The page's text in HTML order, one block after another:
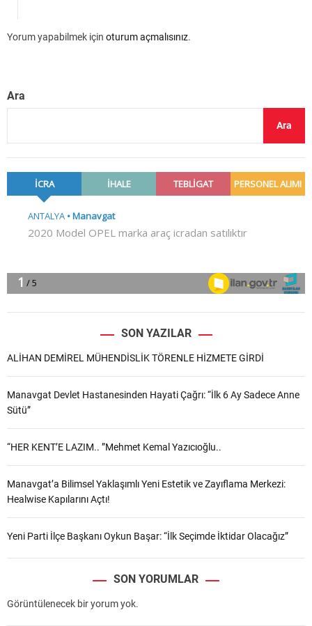
Yorum yapabilmek için oturum açmalısınız.
Ara
Ara
SON YAZILAR
ALİHAN DEMİREL MÜHENDİSLİK TÖRENLE HİZMETE GİRDİ
Manavgat Devlet Hastanesinden Hayati Çağrı: “İlk 6 Ay Sadece Anne
Sütü”
“HER KENT’E LAZIM.. ”Mehmet Kemal Yazıcıoğlu..
Manavgat’a Bilimsel Yaklaşımlı Yeni Estetik ve Zayıflama Merkezi:
Healwise Kapılarını Açtı!
Yeni Parti İlçe Başkanı Oykun Başar: “İlk Seçimde İktidar Olacağız”
SON YORUMLAR
Görüntülenecek bir yorum yok.